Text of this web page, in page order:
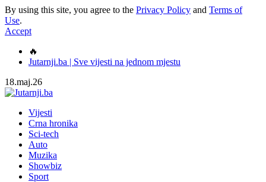
By using this site, you agree to the Privacy Policy and Terms of
Use.
Accept
🔥
Jutarnji.ba | Sve vijesti na jednom mjestu
18.maj.26
Vijesti
Crna hronika
Sci-tech
Auto
Muzika
Showbiz
Sport